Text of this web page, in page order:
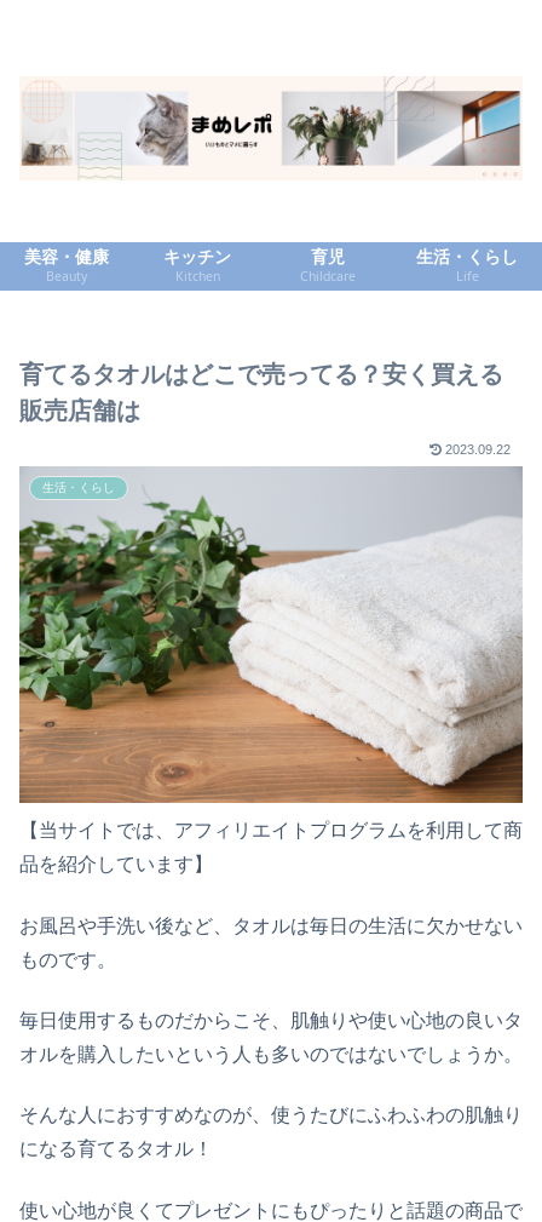
美容・健康
Beauty
キッチン
Kitchen
育児
Childcare
生活・くらし
Life
育てるタオルはどこで売ってる？安く買える
販売店舗は
2023.09.22
生活・くらし
【当サイトでは、アフィリエイトプログラムを利用して商
品を紹介しています】
お風呂や手洗い後など、タオルは毎日の生活に欠かせない
ものです。
毎日使用するものだからこそ、肌触りや使い心地の良いタ
オルを購入したいという人も多いのではないでしょうか。
そんな人におすすめなのが、使うたびにふわふわの肌触り
になる育てるタオル！
使い心地が良くてプレゼントにもぴったりと話題の商品で